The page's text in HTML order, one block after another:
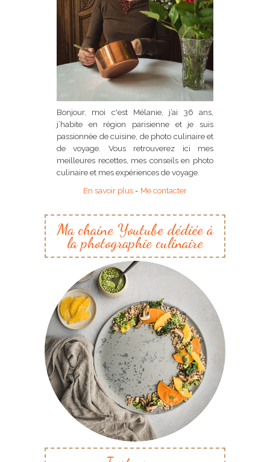
Bonjour, moi c'est Mélanie, j’ai 36 ans,
j’habite en région parisienne et je suis
passionnée de cuisine, de photo culinaire et
de voyage. Vous retrouverez ici mes
meilleures recettes, mes conseils en photo
culinaire et mes expériences de voyage.
En savoir plus - Me contacter
Ma chaine Youtube dédiée à
la photographie culinaire